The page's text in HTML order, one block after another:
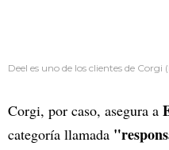
Deel es uno de los clientes de
Corgi, por caso, asegura a
categoría llamada